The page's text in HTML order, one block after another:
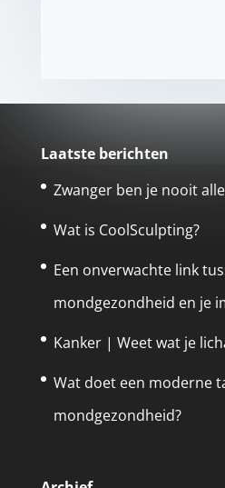
Laatste berichten
Zwanger ben je nooit
Wat is CoolSculpting?
Een onverwachte link
mondgezondheid en je
Kanker | Weet wat je
Wat doet een moderne
mondgezondheid?